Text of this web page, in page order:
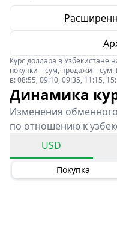
Курс доллара в Узбекистане
покупки – сум, продажи –
в: 08:55, 09:10, 09:35, 11:15,
Динамика
Изменения
по отношению к
USD
Покупка